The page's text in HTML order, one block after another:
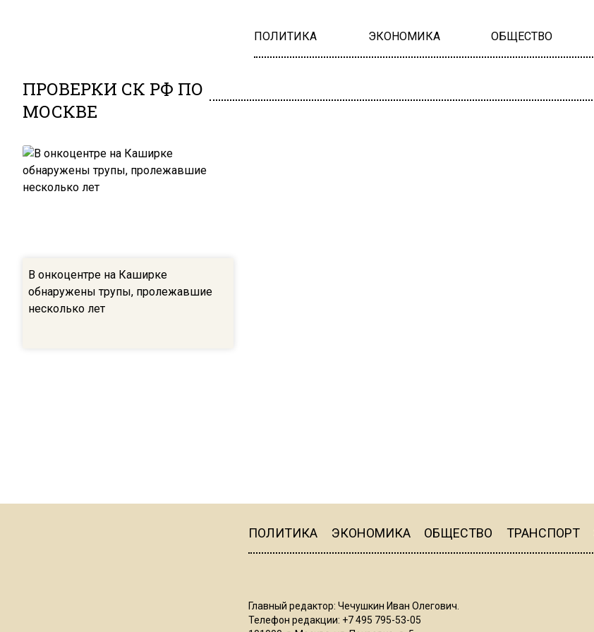
ПОЛИТИКА ЭКОНОМИКА ОБЩЕСТВО
ПРОВЕРКИ СК РФ ПО
МОСКВЕ
В онкоцентре на Каширке
обнаружены трупы, пролежавшие
несколько лет
ПОЛИТИКА ЭКОНОМИКА ОБЩЕСТВО ТРАНСПОРТ
Главный редактор: Чечушкин Иван Олегович.
Телефон редакции: +7 495 795-53-05